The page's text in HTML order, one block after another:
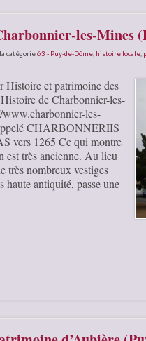
les-Mines
catégorie63 - Puy-de-Dôme histoire locale
Histoire et patrimoine des
de Charbonnier-les-
les-
CHARBONNERIIS
vers 1265 Ce qui montre
est très ancienne. Au lieu
très nombreux vestiges
antiquité, passe une